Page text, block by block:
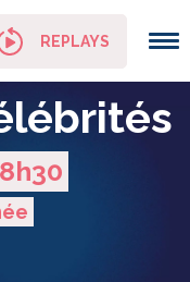
REPLAYS